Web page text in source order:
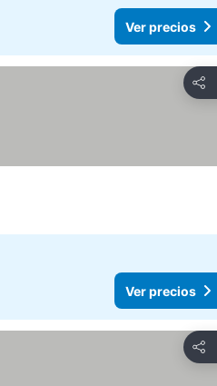
Ver precios
Ver precios